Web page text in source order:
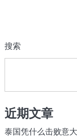
搜索
近期文章
泰国凭什么击败意